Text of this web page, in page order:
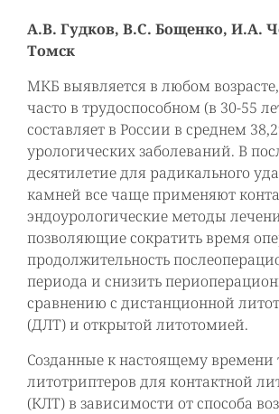
А.В. Гудков, В.С. Бощенко, И.А.
Томск
МКБ выявляется в любом
часто в трудоспособном (в 30-55
составляет в России в среднем
урологических заболеваний. В
десятилетие для радикального
камней все чаще применяют
эндоурологические методы
позволяющие сократить время
продолжительность
периода и снизить
сравнению с дистанционной
(ДЛТ) и открытой литотомией.
Созданные к настоящему
литотриптеров для контактной
(КЛТ) в зависимости от способа